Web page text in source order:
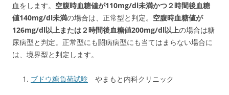
血をします。 空腹時血糖値が110mg/dl未満かつ２時間後血糖
値140mg/dl未満の場合は、正常型と判定。 空腹時血糖値が
126mg/dl以上または２時間後血糖値200mg/dl以上の場合は糖
尿病型と判定。正常型にも闘病病型にも当てはまらない場合に
は、境界型と判定します。
ブドウ糖負荷試験 やまもと内科クリニック